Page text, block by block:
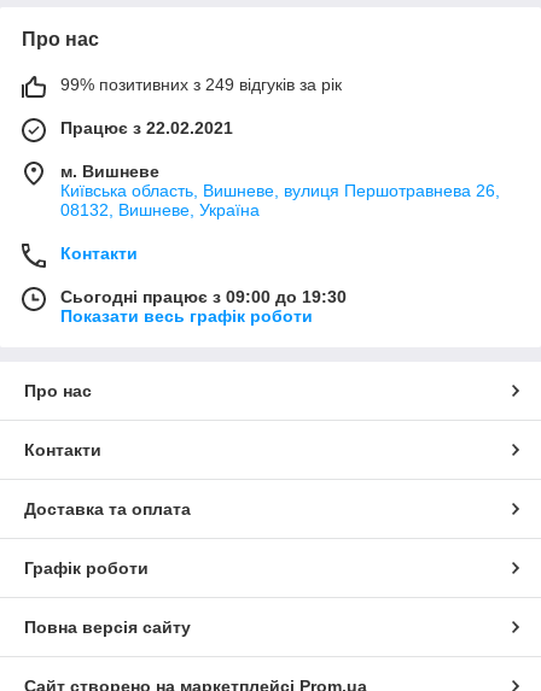
Про нас
99% позитивних з 249 відгуків за рік
Працює з 22.02.2021
м. Вишневе
Київська область, Вишневе, вулиця Першотравнева 26,
08132, Вишневе, Україна
Контакти
Сьогодні працює з 09:00 до 19:30
Показати весь графік роботи
Про нас
Контакти
Доставка та оплата
Графік роботи
Повна версія сайту
Сайт створено на маркетплейсі Prom.ua